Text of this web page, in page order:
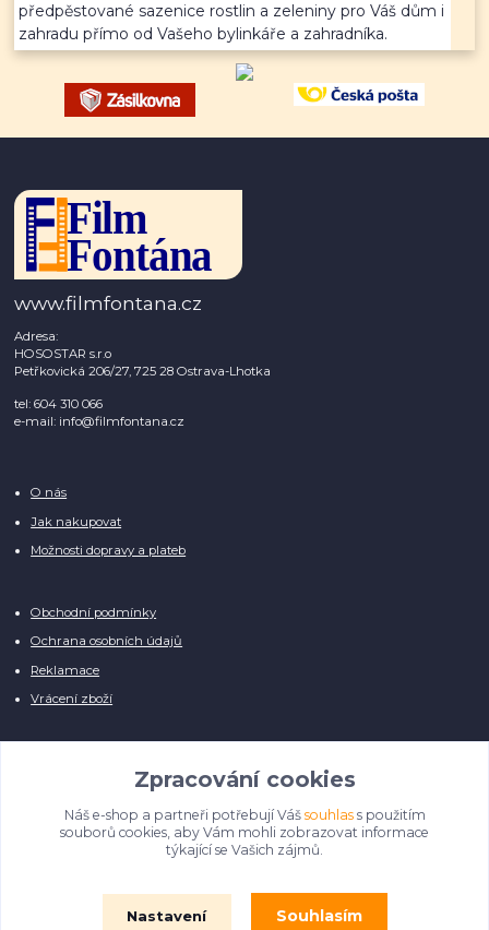
předpěstované sazenice rostlin a zeleniny pro Váš dům i
zahradu přímo od Vašeho bylinkáře a zahradníka.
www.filmfontana.cz
Adresa:
HOSOSTAR s.r.o
Petřkovická 206/27, 725 28 Ostrava-Lhotka
tel: 604 310 066
e-mail: info@filmfontana.cz
O nás
Jak nakupovat
Možnosti dopravy a plateb
Obchodní podmínky
Ochrana osobních údajů
Reklamace
Vrácení zboží
Manuálně pro Vás kontrolujeme každý produkt, přesto se může stát, že u
několika z nich je vyobrazen pouze obrázek informativního charakteru.
Omlouváme se, na úpravě databáze pilně pracujeme.
Zpracování cookies
Náš e-shop a partneři potřebují Váš souhlass použitím
souborů cookies, aby Vám mohli zobrazovat informace
týkající se Vašich zájmů.
Nastavení Souhlasím